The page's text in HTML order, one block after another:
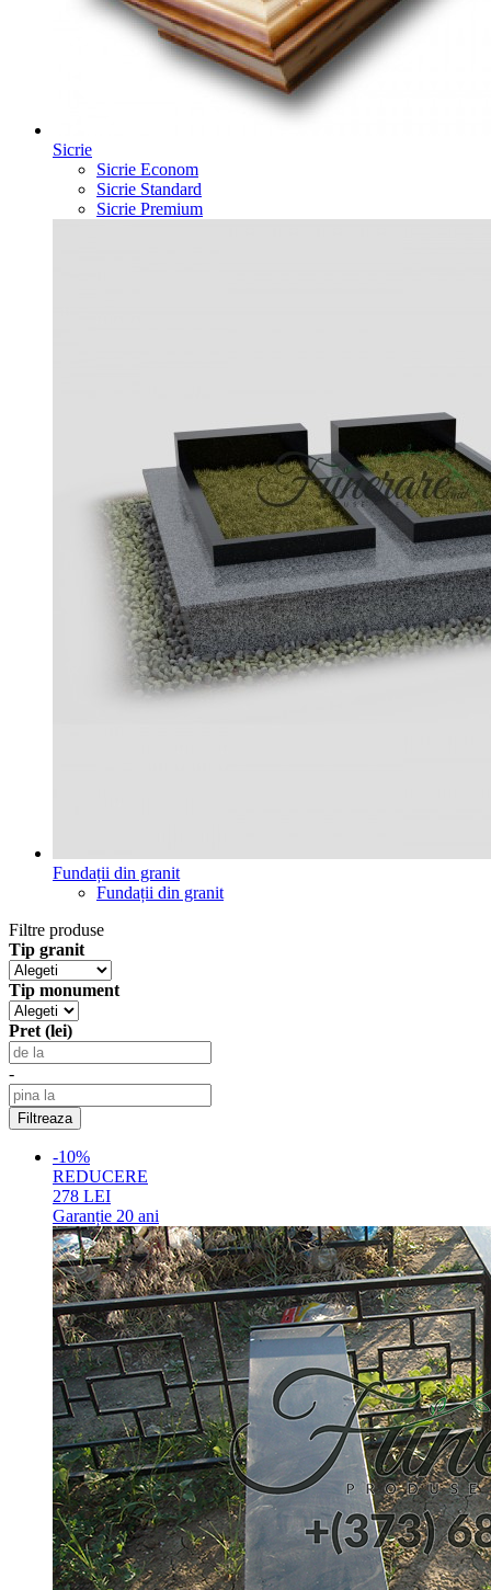
Sicrie
Sicrie Econom
Sicrie Standard
Sicrie Premium
Fundații din granit
Fundații din granit
Filtre produse
Tip granit
Tip monument
Pret (lei)
-
-10%
REDUCERE
278 LEI
Garanție 20 ani